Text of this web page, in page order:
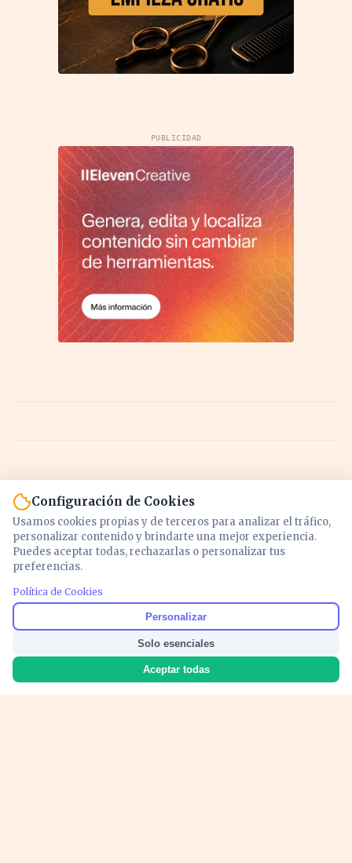
PUBLICIDAD
Noticias y análisis de economía, mercados,
inversión y política. Información actualizada
para entender lo que mueve tu dinero y tu
país.
Configuración de Cookies
Usamos cookies propias y de terceros para analizar el tráfico,
personalizar contenido y brindarte una mejor experiencia.
Puedes aceptar todas, rechazarlas o personalizar tus
preferencias.
Política de Cookies
Personalizar
Solo esenciales
Aceptar todas